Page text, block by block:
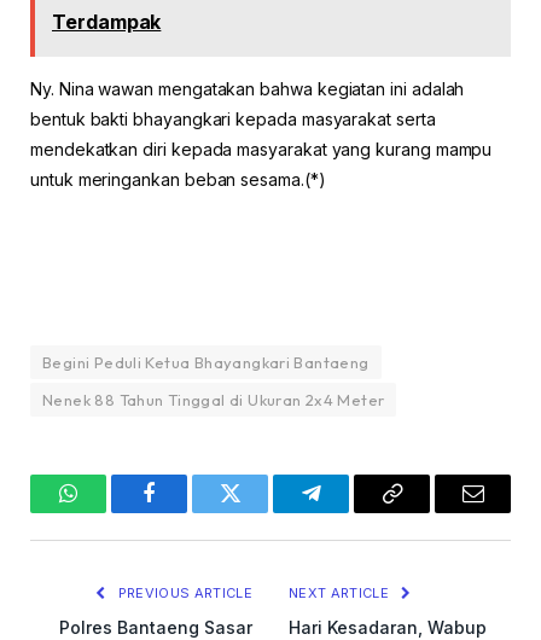
Terdampak
Ny. Nina wawan mengatakan bahwa kegiatan ini adalah
bentuk bakti bhayangkari kepada masyarakat serta
mendekatkan diri kepada masyarakat yang kurang mampu
untuk meringankan beban sesama.(*)
Begini Peduli Ketua Bhayangkari Bantaeng
Nenek 88 Tahun Tinggal di Ukuran 2x4 Meter
WhatsAppFacebookTwitter TelegramCopy
Email
PREVIOUS ARTICLE
Polres Bantaeng Sasar
NEXT ARTICLE
Hari Kesadaran, Wabup